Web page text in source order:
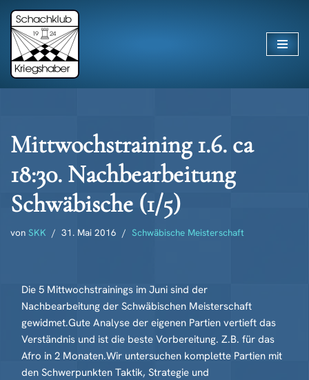
Zum
Inhalt
springen
Mittwochstraining 1.6. ca
18:30. Nachbearbeitung
Schwäbische (1/5)
von SKK 31. Mai 2016 Schwäbische Meisterschaft
Die 5 Mittwochstrainings im Juni sind der
Nachbearbeitung der Schwäbischen Meisterschaft
gewidmet.Gute Analyse der eigenen Partien vertieft das
Verständnis und ist die beste Vorbereitung. Z.B. für das
Afro in 2 Monaten.Wir untersuchen komplette Partien mit
den Schwerpunkten Taktik, Strategie und